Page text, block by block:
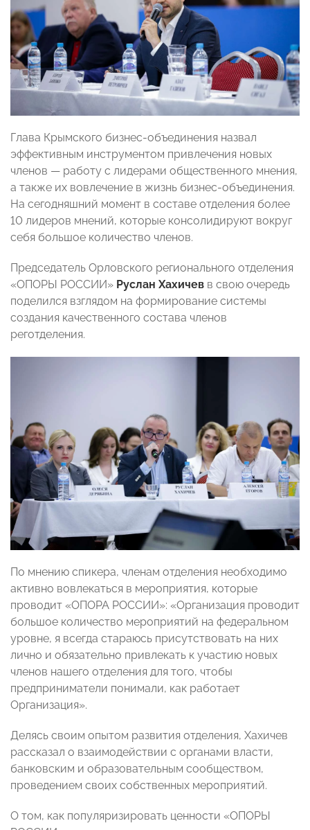
Глава Крымского бизнес-объединения назвал
эффективным инструментом привлечения новых
членов — работу с лидерами общественного мнения,
а также их вовлечение в жизнь бизнес-объединения.
На сегодняшний момент в составе отделения более
10 лидеров мнений, которые консолидируют вокруг
себя большое количество членов.
Председатель Орловского регионального отделения
«ОПОРЫ РОССИИ» Руслан Хахичев в свою очередь
поделился взглядом на формирование системы
создания качественного состава членов
реготделения.
По мнению спикера, членам отделения необходимо
активно вовлекаться в мероприятия, которые
проводит «ОПОРА РОССИИ»: «Организация проводит
большое количество мероприятий на федеральном
уровне, я всегда стараюсь присутствовать на них
лично и обязательно привлекать к участию новых
членов нашего отделения для того, чтобы
предприниматели понимали, как работает
Организация».
Делясь своим опытом развития отделения, Хахичев
рассказал о взаимодействии с органами власти,
банковским и образовательным сообществом,
проведением своих собственных мероприятий.
О том, как популяризировать ценности «ОПОРЫ